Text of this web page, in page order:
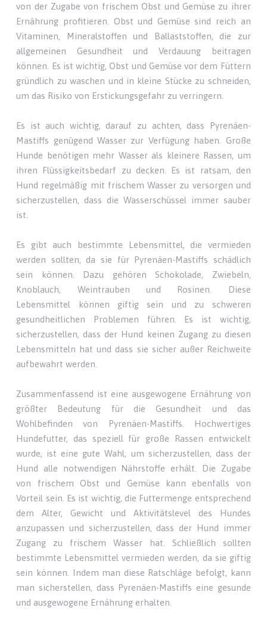
von der Zugabe von frischem Obst und Gemüse zu ihrer
Ernährung profitieren. Obst und Gemüse sind reich an
Vitaminen, Mineralstoffen und Ballaststoffen, die zur
allgemeinen Gesundheit und Verdauung beitragen
können. Es ist wichtig, Obst und Gemüse vor dem Füttern
gründlich zu waschen und in kleine Stücke zu schneiden,
um das Risiko von Erstickungsgefahr zu verringern.
Es ist auch wichtig, darauf zu achten, dass Pyrenäen-
Mastiffs genügend Wasser zur Verfügung haben. Große
Hunde benötigen mehr Wasser als kleinere Rassen, um
ihren Flüssigkeitsbedarf zu decken. Es ist ratsam, den
Hund regelmäßig mit frischem Wasser zu versorgen und
sicherzustellen, dass die Wasserschüssel immer sauber
ist.
Es gibt auch bestimmte Lebensmittel, die vermieden
werden sollten, da sie für Pyrenäen-Mastiffs schädlich
sein können. Dazu gehören Schokolade, Zwiebeln,
Knoblauch, Weintrauben und Rosinen. Diese
Lebensmittel können giftig sein und zu schweren
gesundheitlichen Problemen führen. Es ist wichtig,
sicherzustellen, dass der Hund keinen Zugang zu diesen
Lebensmitteln hat und dass sie sicher außer Reichweite
aufbewahrt werden.
Zusammenfassend ist eine ausgewogene Ernährung von
größter Bedeutung für die Gesundheit und das
Wohlbefinden von Pyrenäen-Mastiffs. Hochwertiges
Hundefutter, das speziell für große Rassen entwickelt
wurde, ist eine gute Wahl, um sicherzustellen, dass der
Hund alle notwendigen Nährstoffe erhält. Die Zugabe
von frischem Obst und Gemüse kann ebenfalls von
Vorteil sein. Es ist wichtig, die Futtermenge entsprechend
dem Alter, Gewicht und Aktivitätslevel des Hundes
anzupassen und sicherzustellen, dass der Hund immer
Zugang zu frischem Wasser hat. Schließlich sollten
bestimmte Lebensmittel vermieden werden, da sie giftig
sein können. Indem man diese Ratschläge befolgt, kann
man sicherstellen, dass Pyrenäen-Mastiffs eine gesunde
und ausgewogene Ernährung erhalten.